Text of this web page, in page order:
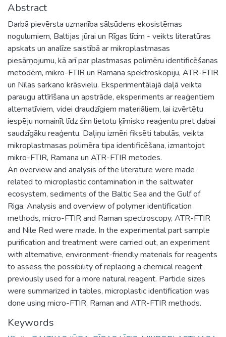
Abstract
Darbā pievērsta uzmanība sālsūdens ekosistēmas
nogulumiem, Baltijas jūrai un Rīgas līcim - veikts literatūras
apskats un analīze saistībā ar mikroplastmasas
piesārņojumu, kā arī par plastmasas polimēru identificēšanas
metodēm, mikro-FTIR un Ramana spektroskopiju, ATR-FTIR
un Nīlas sarkano krāsvielu. Eksperimentālajā daļā veikta
paraugu attīrīšana un apstrāde, eksperiments ar reaģentiem
alternatīviem, videi draudzīgiem materiāliem, lai izvērtētu
iespēju nomainīt līdz šim lietotu ķīmisko reaģentu pret dabai
saudzīgāku reaģentu. Daļiņu izmēri fiksēti tabulās, veikta
mikroplastmasas polimēra tipa identificēšana, izmantojot
mikro-FTIR, Ramana un ATR-FTIR metodes.
An overview and analysis of the literature were made
related to microplastic contamination in the saltwater
ecosystem, sediments of the Baltic Sea and the Gulf of
Riga. Analysis and overview of polymer identification
methods, micro-FTIR and Raman spectroscopy, ATR-FTIR
and Nile Red were made. In the experimental part sample
purification and treatment were carried out, an experiment
with alternative, environment-friendly materials for reagents
to assess the possibility of replacing a chemical reagent
previously used for a more natural reagent. Particle sizes
were summarized in tables, microplastic identification was
done using micro-FTIR, Raman and ATR-FTIR methods.
Keywords